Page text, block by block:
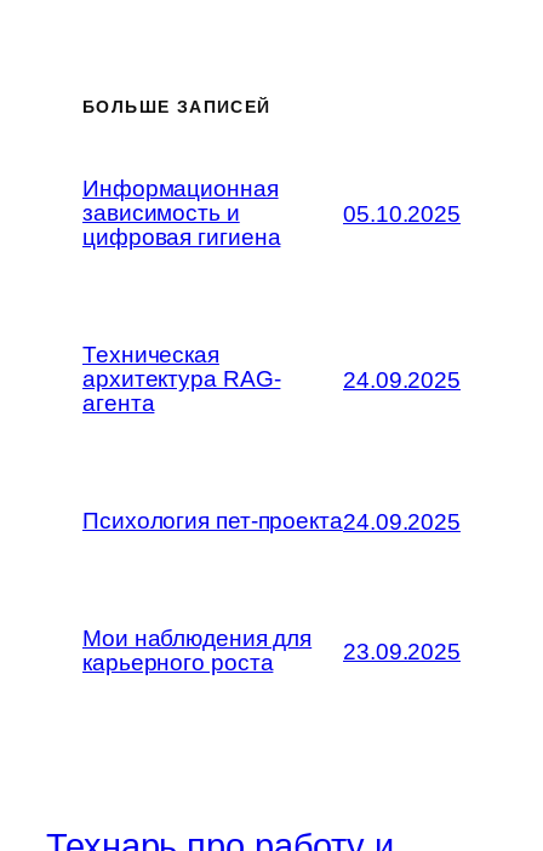
БОЛЬШЕ ЗАПИСЕЙ
Информационная
зависимость и
цифровая гигиена
05.10.2025
Техническая
архитектура RAG-
агента
24.09.2025
Психология пет-проекта24.09.2025
Мои наблюдения для
карьерного роста
23.09.2025